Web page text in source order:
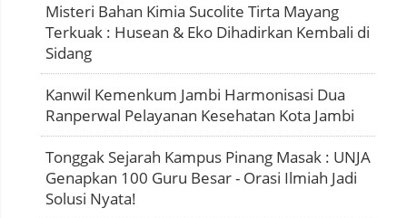
Misteri Bahan Kimia Sucolite Tirta Mayang
Terkuak : Husean & Eko Dihadirkan Kembali di
Sidang
Kanwil Kemenkum Jambi Harmonisasi Dua
Ranperwal Pelayanan Kesehatan Kota Jambi
Tonggak Sejarah Kampus Pinang Masak : UNJA
Genapkan 100 Guru Besar - Orasi Ilmiah Jadi
Solusi Nyata!